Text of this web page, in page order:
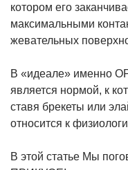
котором его
максимальными
жевательных
В «идеале» именно
является нормой, к
ставя брекеты или
относится к
В этой статье Мы